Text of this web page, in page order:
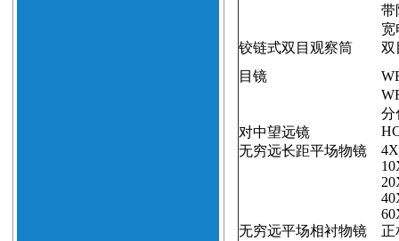
带
宽
铰链式双目观察筒
双
目镜
分
对中望远镜
无穷远长距平场物镜
无穷远平场相衬物镜
正